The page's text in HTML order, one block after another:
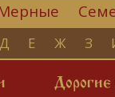
Д Е Ж З